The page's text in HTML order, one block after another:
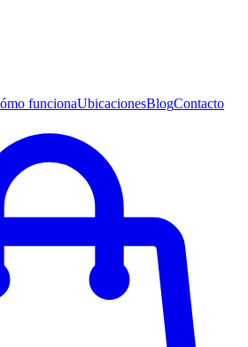
funcionaUbicacionesBlogContacto